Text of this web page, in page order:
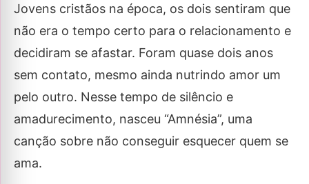
Jovens cristãos na época, os dois sentiram que
não era o tempo certo para o relacionamento e
decidiram se afastar. Foram quase dois anos
sem contato, mesmo ainda nutrindo amor um
pelo outro. Nesse tempo de silêncio e
amadurecimento, nasceu “Amnésia”, uma
canção sobre não conseguir esquecer quem se
ama.